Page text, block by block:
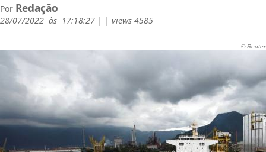
Por Redação
28/07/2022 às 17:18:27 | | views 4585
©